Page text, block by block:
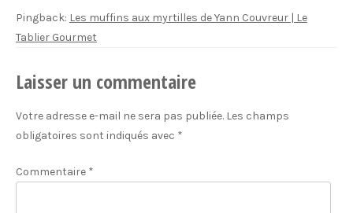
Pingback: Les muffins aux myrtilles de Yann Couvreur | Le
Tablier Gourmet
Laisser un commentaire
Votre adresse e-mail ne sera pas publiée. Les champs
obligatoires sont indiqués avec *
Commentaire *